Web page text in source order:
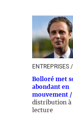
ENTREPRISES
Bolloré met
abondant en
mouvement /
distribution à
lecture